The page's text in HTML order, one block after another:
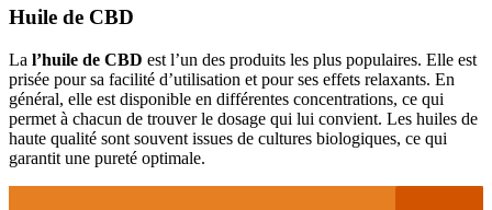
Huile de CBD
La l’huile de CBD est l’un des produits les plus populaires. Elle est
prisée pour sa facilité d’utilisation et pour ses effets relaxants. En
général, elle est disponible en différentes concentrations, ce qui
permet à chacun de trouver le dosage qui lui convient. Les huiles de
haute qualité sont souvent issues de cultures biologiques, ce qui
garantit une pureté optimale.